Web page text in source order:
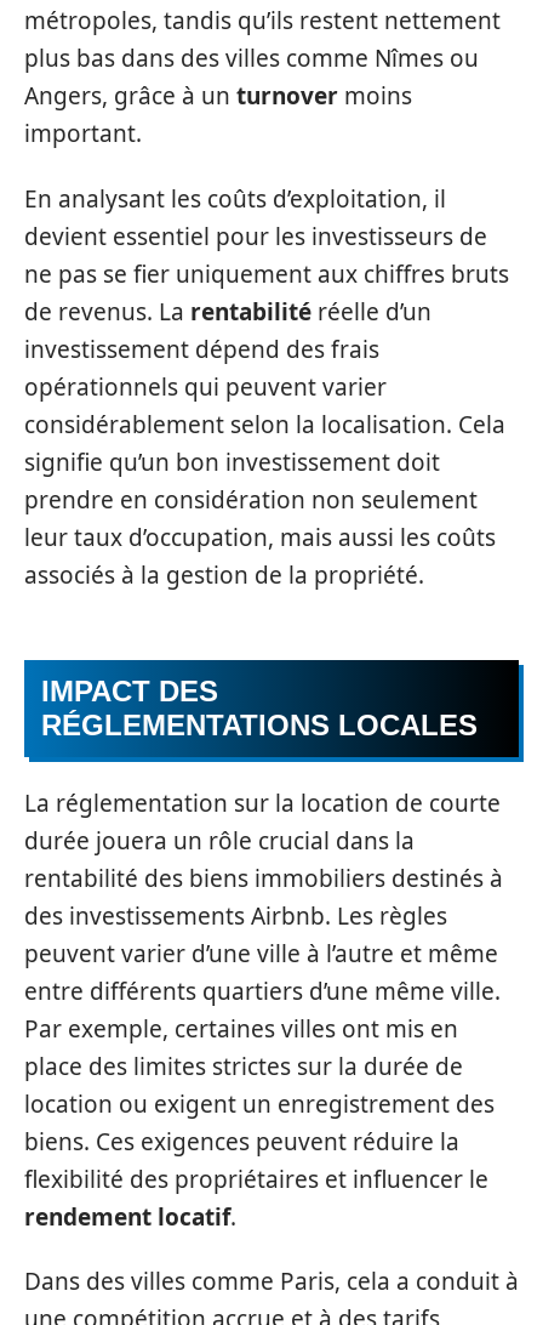
métropoles, tandis qu’ils restent nettement
plus bas dans des villes comme Nîmes ou
Angers, grâce à un turnover moins
important.
En analysant les coûts d’exploitation, il
devient essentiel pour les investisseurs de
ne pas se fier uniquement aux chiffres bruts
de revenus. La rentabilité réelle d’un
investissement dépend des frais
opérationnels qui peuvent varier
considérablement selon la localisation. Cela
signifie qu’un bon investissement doit
prendre en considération non seulement
leur taux d’occupation, mais aussi les coûts
associés à la gestion de la propriété.
IMPACT DES
RÉGLEMENTATIONS LOCALES
La réglementation sur la location de courte
durée jouera un rôle crucial dans la
rentabilité des biens immobiliers destinés à
des investissements Airbnb. Les règles
peuvent varier d’une ville à l’autre et même
entre différents quartiers d’une même ville.
Par exemple, certaines villes ont mis en
place des limites strictes sur la durée de
location ou exigent un enregistrement des
biens. Ces exigences peuvent réduire la
flexibilité des propriétaires et influencer le
rendement locatif.
Dans des villes comme Paris, cela a conduit à